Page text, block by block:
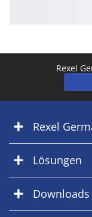
Rexel
Rexel
Lösungen
Downloads